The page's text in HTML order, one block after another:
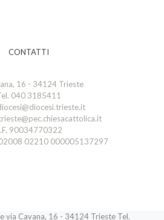
CONTATTI
16 - 34124 Trieste
040 3185411
90034770322
02210 000005137297
via Cavana, 16 - 34124 Trieste Tel.